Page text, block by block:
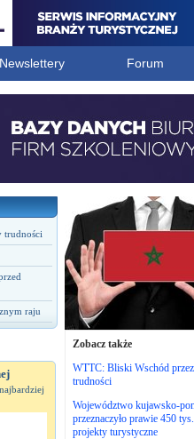
Newslettery Forum
trudności
raju
Zobacz także
WTTC: Bliski Wschód
trudności
Województwo kujawsko-
przeznaczyło prawie 450
projekty turystyczne